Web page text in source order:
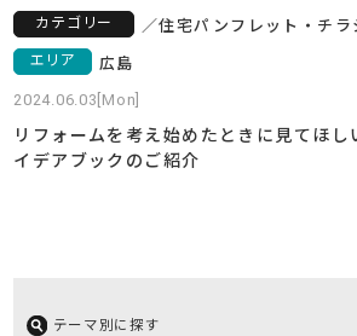
カテゴリー ／住宅パンフレット・チラ
エリア 広島
2024.06.03[Mon]
リフォームを考え始めたときに見てほし
イデアブックのご紹介
テーマ別に探す